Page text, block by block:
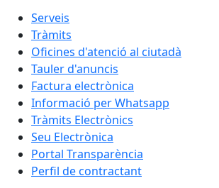
Serveis
Tràmits
Oficines d'atenció al ciutadà
Tauler d'anuncis
Factura electrònica
Informació per Whatsapp
Tràmits Electrònics
Seu Electrònica
Portal Transparència
Perfil de contractant